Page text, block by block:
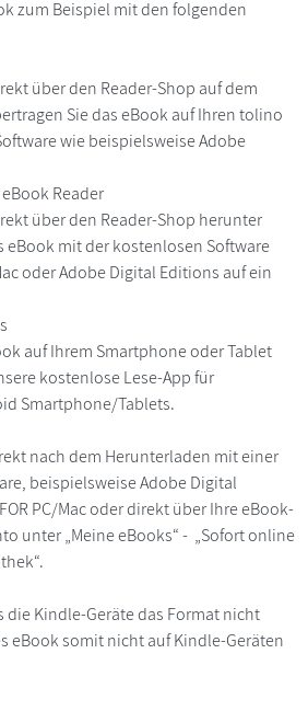
zum Beispiel mit den folgenden
über den Reader-Shop auf dem
Sie das eBook auf Ihren tolino
wie beispielsweise Adobe
eBook Reader
über den Reader-Shop herunter
eBook mit der kostenlosen Software
oder Adobe Digital Editions auf ein
auf Ihrem Smartphone oder Tablet
kostenlose Lese-App für
Smartphone/Tablets.
nach dem Herunterladen mit einer
beispielsweise Adobe Digital
PC/Mac oder direkt über Ihre eBook-
unter „Meine eBooks“ - „Sofort online
die Kindle-Geräte das Format nicht
eBook somit nicht auf Kindle-Geräten